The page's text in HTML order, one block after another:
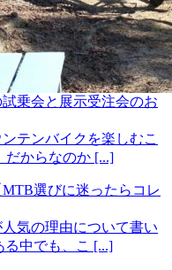
乗会と展示受注会のお
テンバイクを楽しむこ
だからなのか [...]
選びに迷ったらコレ
気の理由について書い
中でも、こ [...]